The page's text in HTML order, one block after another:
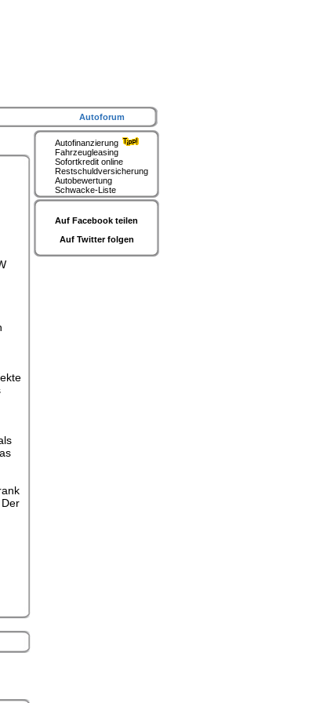
Autofinanzierung
Fahrzeugleasing
Sofortkredit online
Restschuldversicherung
Autobewertung
Schwacke-Liste
Auf Facebook teilen
Auf Twitter folgen
Autoforum